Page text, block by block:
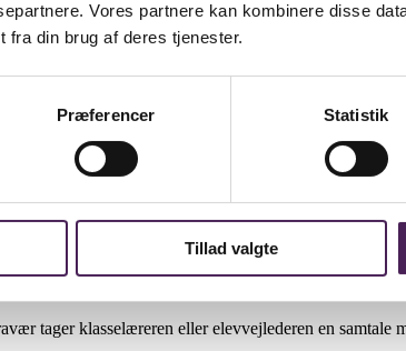
Vores partnere kan kombinere disse
fra din brug af deres tjenester.
Præferencer Statistik
Tillad valgte
at elever holder ferie i undervisningstiden.
godkendt af skolen, skoleidrætsstævner, Team
og de godskriver fraværet i de timer,
fraværet. Dette meddeles skolen ved at indtaste
af sygdom, skal skolen så vidt muligt kontaktes
eller tilsvarende dokumentation for at kunne
tager klasselæreren eller elevvejlederen en samtale